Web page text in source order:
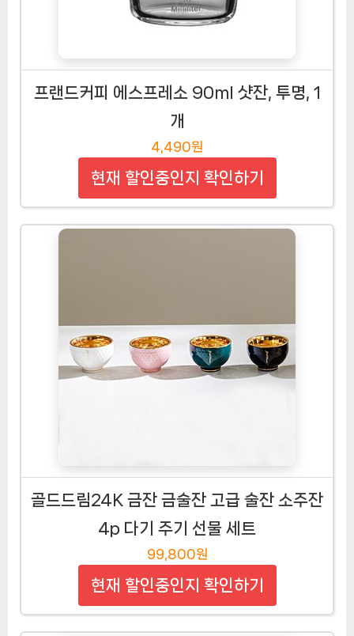
프랜드커피 에스프레소 90ml 샷잔, 투명, 1
개
4,490원
현재 할인중인지 확인하기
골드드림24K 금잔 금술잔 고급 술잔 소주잔
4p 다기 주기 선물 세트
99,800원
현재 할인중인지 확인하기